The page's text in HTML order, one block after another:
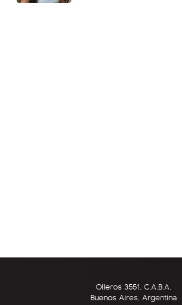
Olleros 3551, C.A.B.A.
Buenos Aires, Argentina